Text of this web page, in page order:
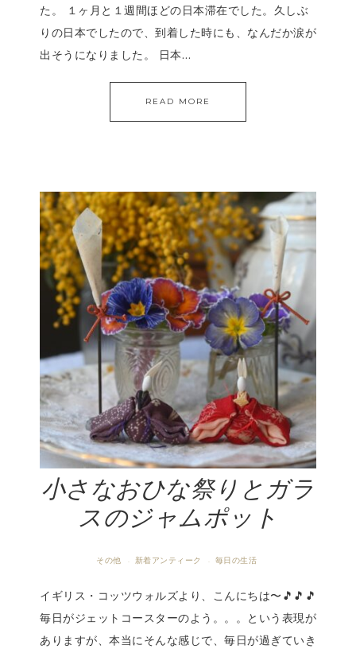
た。 １ヶ月と１週間ほどの日本滞在でした。久しぶ
りの日本でしたので、到着した時にも、なんだか涙が
出そうになりました。 日本…
READ MORE
小さなおひな祭りとガラ
スのジャムポット
その他 · 新着アンティーク · 毎日の生活
イギリス・コッツウォルズより、こんにちは〜🎵🎵🎵
毎日がジェットコースターのよう。。。という表現が
ありますが、本当にそんな感じで、毎日が過ぎていき